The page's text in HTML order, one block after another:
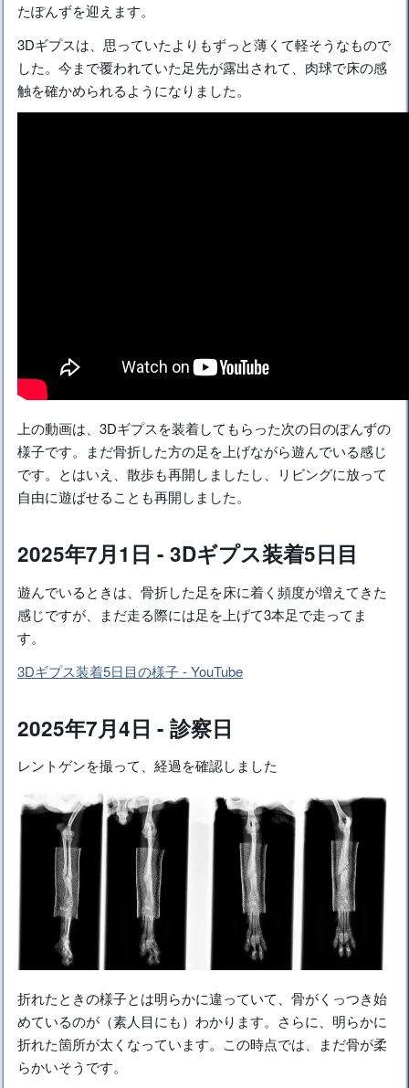
たぽんずを迎えます。
3Dギプスは、思っていたよりもずっと薄くて軽そうなもので
した。今まで覆われていた足先が露出されて、肉球で床の感
触を確かめられるようになりました。
上の動画は、3Dギプスを装着してもらった次の日のぽんずの
様子です。まだ骨折した方の足を上げながら遊んでいる感じ
です。とはいえ、散歩も再開しましたし、リビングに放って
自由に遊ばせることも再開しました。
2025年7月1日 - 3Dギプス装着5日目
遊んでいるときは、骨折した足を床に着く頻度が増えてきた
感じですが、まだ走る際には足を上げて3本足で走ってま
す。
3Dギプス装着5日目の様子 - YouTube
2025年7月4日 - 診察日
レントゲンを撮って、経過を確認しました
折れたときの様子とは明らかに違っていて、骨がくっつき始
めているのが（素人目にも）わかります。さらに、明らかに
折れた箇所が太くなっています。この時点では、まだ骨が柔
らかいそうです。